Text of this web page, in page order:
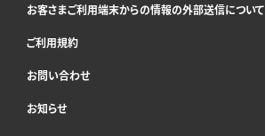
お客さまご利用端末からの情報の外部送信について
ご利用規約
お問い合わせ
お知らせ